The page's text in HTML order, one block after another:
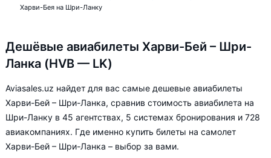
Харви-Бея на Шри-Ланку
Дешёвые авиабилеты Харви-Бей – Шри-
Ланка (HVB — LK)
Aviasales.uz найдет для вас самые дешевые авиабилеты
Харви-Бей – Шри-Ланка, сравнив стоимость авиабилета на
Шри-Ланку в 45 агентствах, 5 системах бронирования и 728
авиакомпаниях. Где именно купить билеты на самолет
Харви-Бей – Шри-Ланка – выбор за вами.